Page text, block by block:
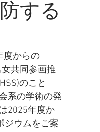
する
度からの
女共同参画推
のこと
系の学術の発
2025年度か
ジウムをご案